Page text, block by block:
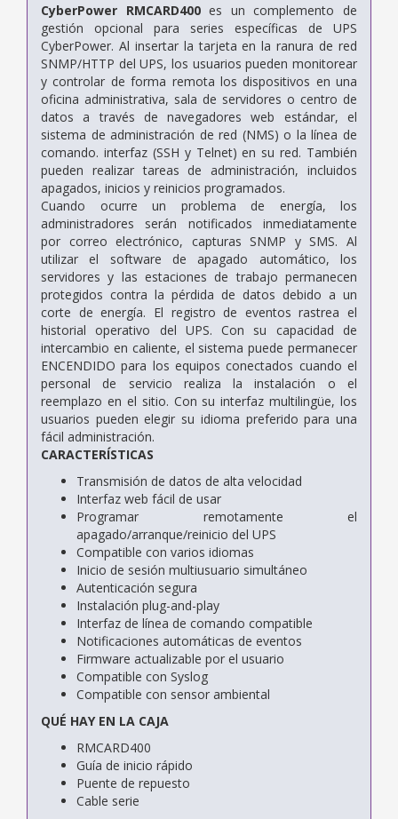
CyberPower RMCARD400es un complemento de
gestión opcional para series específicas de UPS
CyberPower. Al insertar la tarjeta en la ranura de red
SNMP/HTTP del UPS, los usuarios pueden monitorear
y controlar de forma remota los dispositivos en una
oficina administrativa, sala de servidores o centro de
datos a través de navegadores web estándar, el
sistema de administración de red (NMS) o la línea de
comando. interfaz (SSH y Telnet) en su red. También
pueden realizar tareas de administración, incluidos
apagados, inicios y reinicios programados.
Cuando ocurre un problema de energía, los
administradores serán notificados inmediatamente
por correo electrónico, capturas SNMP y SMS. Al
utilizar el software de apagado automático, los
servidores y las estaciones de trabajo permanecen
protegidos contra la pérdida de datos debido a un
corte de energía. El registro de eventos rastrea el
historial operativo del UPS. Con su capacidad de
intercambio en caliente, el sistema puede permanecer
ENCENDIDO para los equipos conectados cuando el
personal de servicio realiza la instalación o el
reemplazo en el sitio. Con su interfaz multilingüe, los
usuarios pueden elegir su idioma preferido para una
fácil administración.
CARACTERÍSTICAS
Transmisión de datos de alta velocidad
Interfaz web fácil de usar
Programar remotamente el
apagado/arranque/reinicio del UPS
Compatible con varios idiomas
Inicio de sesión multiusuario simultáneo
Autenticación segura
Instalación plug-and-play
Interfaz de línea de comando compatible
Notificaciones automáticas de eventos
Firmware actualizable por el usuario
Compatible con Syslog
Compatible con sensor ambiental
QUÉ HAY EN LA CAJA
RMCARD400
Guía de inicio rápido
Puente de repuesto
Cable serie